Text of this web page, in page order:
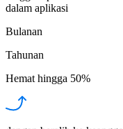
dalam aplikasi
Bulanan
Tahunan
Hemat hingga 50%